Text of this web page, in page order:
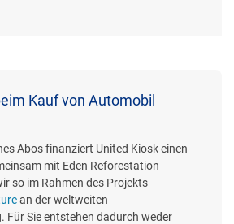
Kauf von Automobil
Abos finanziert United Kiosk einen
mit Eden Reforestation
so im Rahmen des Projekts
an der weltweiten
Für Sie entstehen dadurch weder